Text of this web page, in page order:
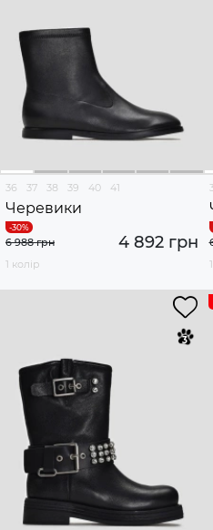
36 37 38 39 40 41
Черевики
4 892 грн
6 988 грн
1 колір